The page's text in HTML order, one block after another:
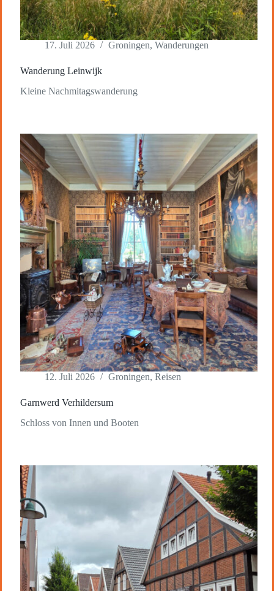
17. Juli 2026 Groningen, Wanderungen
Wanderung Leinwijk
Kleine Nachmitagswanderung
12. Juli 2026 Groningen, Reisen
Garnwerd Verhildersum
Schloss von Innen und Booten